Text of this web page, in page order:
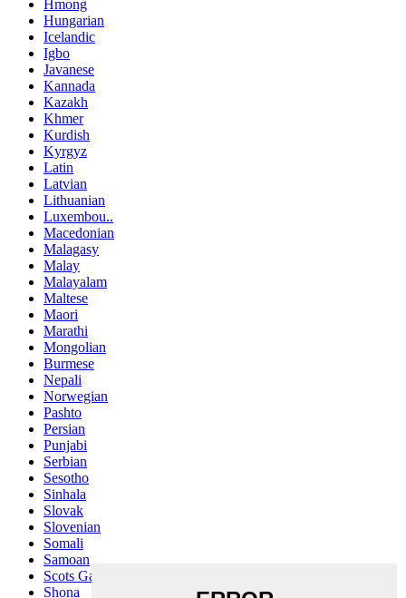
Hmong
Hungarian
Icelandic
Igbo
Javanese
Kannada
Kazakh
Khmer
Kurdish
Kyrgyz
Latin
Latvian
Lithuanian
Luxembou..
Macedonian
Malagasy
Malay
Malayalam
Maltese
Maori
Marathi
Mongolian
Burmese
Nepali
Norwegian
Pashto
Persian
Punjabi
Serbian
Sesotho
Sinhala
Slovak
Slovenian
Somali
Samoan
Scots Gaelic
Shona